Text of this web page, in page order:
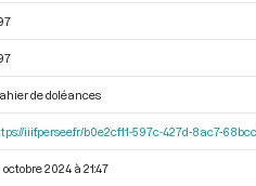
de doléances
iiif.persee.fr/b0e2cf11-597c-427d-8ac7-
octobre 2024 à 21:47